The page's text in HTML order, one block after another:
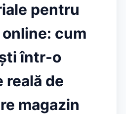
pentru
cum
într-o
reală de
magazin